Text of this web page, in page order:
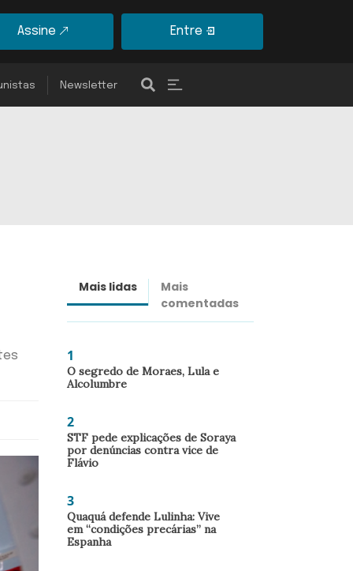
Assine Entre
Newsletter
Mais lidas
Mais
comentadas
1
O segredo de Moraes, Lula e
Alcolumbre
2
STF pede explicações de Soraya
por denúncias contra vice de
Flávio
3
Quaquá defende Lulinha: Vive
em “condições precárias” na
Espanha